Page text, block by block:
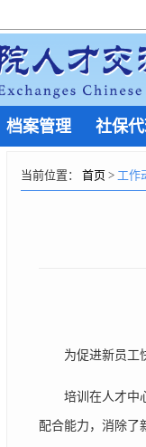
档案管理 社保
当前位置： 首页 > 工作
为促进新员工快
培训在人才中心
配合能力，消除了